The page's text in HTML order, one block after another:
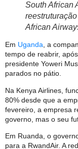
South African
African
Em Uganda , a
tempo de reabrir,
presidente Yoweri
parados no pátio.
Na Kenya Airlines,
80% desde que a
fevereiro, a empresa
governo, mas o seu
Em Ruanda, o
para a RwandAir. A